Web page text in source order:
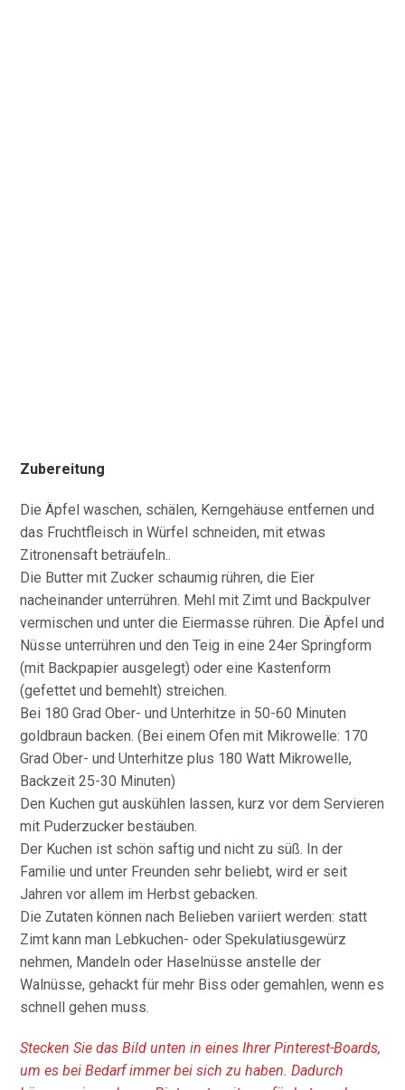
Zubereitung
Die Äpfel waschen, schälen, Kerngehäuse entfernen und
das Fruchtfleisch in Würfel schneiden, mit etwas
Zitronensaft beträufeln..
Die Butter mit Zucker schaumig rühren, die Eier
nacheinander unterrühren. Mehl mit Zimt und Backpulver
vermischen und unter die Eiermasse rühren. Die Äpfel und
Nüsse unterrühren und den Teig in eine 24er Springform
(mit Backpapier ausgelegt) oder eine Kastenform
(gefettet und bemehlt) streichen.
Bei 180 Grad Ober- und Unterhitze in 50-60 Minuten
goldbraun backen. (Bei einem Ofen mit Mikrowelle: 170
Grad Ober- und Unterhitze plus 180 Watt Mikrowelle,
Backzeit 25-30 Minuten)
Den Kuchen gut auskühlen lassen, kurz vor dem Servieren
mit Puderzucker bestäuben.
Der Kuchen ist schön saftig und nicht zu süß. In der
Familie und unter Freunden sehr beliebt, wird er seit
Jahren vor allem im Herbst gebacken.
Die Zutaten können nach Belieben variiert werden: statt
Zimt kann man Lebkuchen- oder Spekulatiusgewürz
nehmen, Mandeln oder Haselnüsse anstelle der
Walnüsse, gehackt für mehr Biss oder gemahlen, wenn es
schnell gehen muss.
Stecken Sie das Bild unten in eines Ihrer Pinterest-Boards,
um es bei Bedarf immer bei sich zu haben. Dadurch